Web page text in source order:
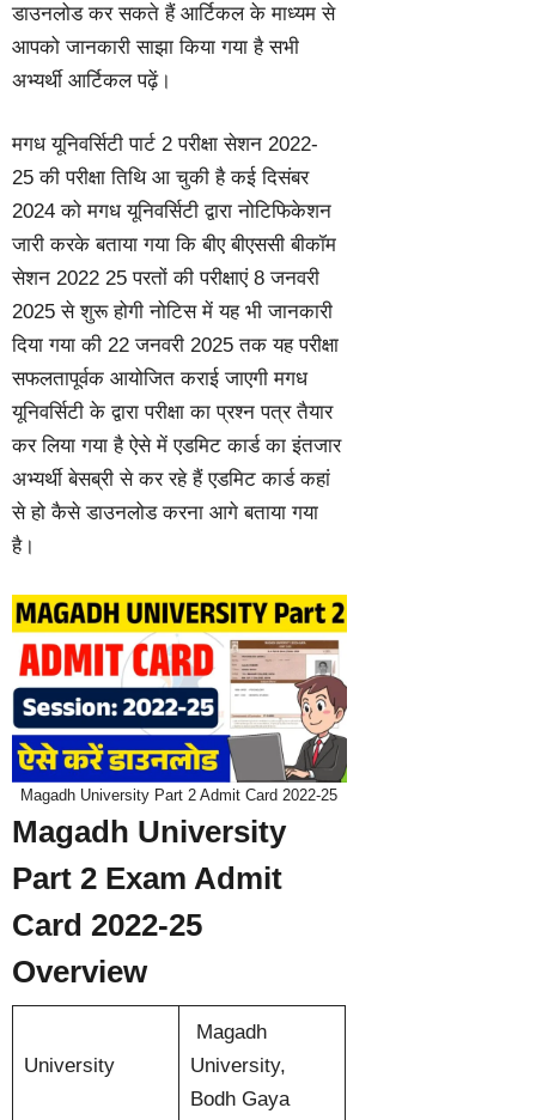
डाउनलोड कर सकते हैं आर्टिकल के माध्यम से
आपको जानकारी साझा किया गया है सभी
अभ्यर्थी आर्टिकल पढ़ें।
मगध यूनिवर्सिटी पार्ट 2 परीक्षा सेशन 2022-
25 की परीक्षा तिथि आ चुकी है कई दिसंबर
2024 को मगध यूनिवर्सिटी द्वारा नोटिफिकेशन
जारी करके बताया गया कि बीए बीएससी बीकॉम
सेशन 2022 25 परतों की परीक्षाएं 8 जनवरी
2025 से शुरू होगी नोटिस में यह भी जानकारी
दिया गया की 22 जनवरी 2025 तक यह परीक्षा
सफलतापूर्वक आयोजित कराई जाएगी मगध
यूनिवर्सिटी के द्वारा परीक्षा का प्रश्न पत्र तैयार
कर लिया गया है ऐसे में एडमिट कार्ड का इंतजार
अभ्यर्थी बेसब्री से कर रहे हैं एडमिट कार्ड कहां
से हो कैसे डाउनलोड करना आगे बताया गया
है।
Magadh University Part 2 Admit Card 2022-25
Magadh University
Part 2 Exam Admit
Card 2022-25
Overview
University
Magadh
University,
Bodh Gaya